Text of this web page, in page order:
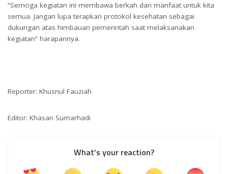
“Semoga kegiatan ini membawa berkah dan manfaat untuk kita
semua. Jangan lupa terapkan protokol kesehatan sebagai
dukungan atas himbauan pemerintah saat melaksanakan
kegiatan” harapannya.
Reporter: Khusnul Fauziah
Editor: Khasan Sumarhadi
What’s your reaction?